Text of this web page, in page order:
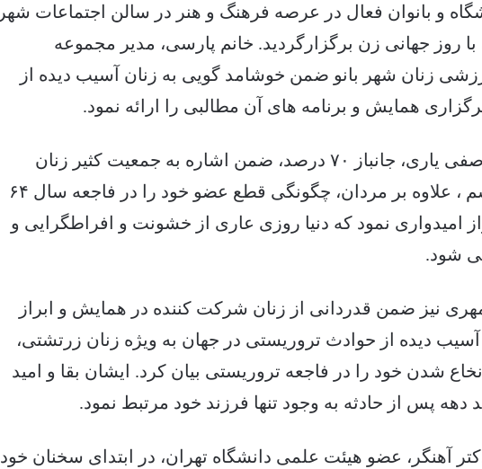
و بانوان فعال در عرصه فرهنگ و هنر در سالن اجتماعات شهر
۶، مقارن با روز جهانی زن برگزارگردید. خانم پارسی، مدیر مجموعه
زنان شهر بانو ضمن خوشامد گویی به زنان آسیب دیده از
همایش و برنامه های آن مطالبی را ارائه نمود.
در این همایش، خانم صفی یاری، جانباز ۷۰ درصد، ضمن اشاره به جمعیت کثیر زنان
آسیب دیده از تروریسم ، علاوه بر مردان، چگونگی قطع عضو خود را در فاجعه سال ۶۴
امیدواری نمود که دنیا روزی عاری از خشونت و افراطگرایی و
شود.
نیز ضمن قدردانی از زنان شرکت کننده در همایش و ابراز
آسیب دیده از حوادث تروریستی در جهان به ویژه زنان زرتشتی،
شدن خود را در فاجعه تروریستی بیان کرد. ایشان بقا و امید
پس از حادثه به وجود تنها فرزند خود مرتبط نمود.
آهنگر، عضو هیئت علمی دانشگاه تهران، در ابتدای سخنان خود